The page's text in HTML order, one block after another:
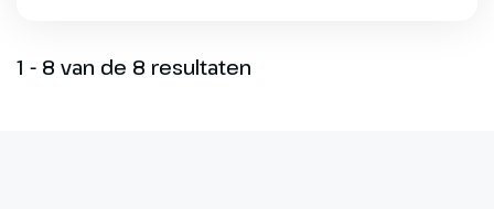
1 - 8 van de 8 resultaten